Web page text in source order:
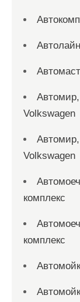
Volkswagen
Volkswagen
комплекс
комплекс